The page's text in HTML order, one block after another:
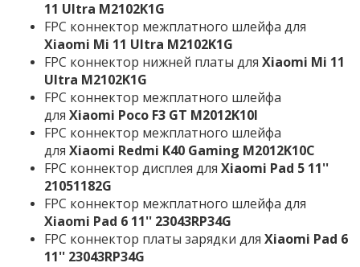
11 Ultra M2102K1G
FPC коннектор межплатного шлейфа для
Xiaomi Mi 11 Ultra M2102K1G
FPC коннектор нижней платы для Xiaomi Mi 11
Ultra M2102K1G
FPC коннектор межплатного шлейфа
для Xiaomi Poco F3 GT M2012K10I
FPC коннектор межплатного шлейфа
для Xiaomi Redmi K40 Gaming M2012K10C
FPC коннектор дисплея для Xiaomi Pad 5 11''
21051182G
FPC коннектор межплатного шлейфа для
Xiaomi Pad 6 11'' 23043RP34G
FPC коннектор платы зарядки для Xiaomi Pad 6
11'' 23043RP34G